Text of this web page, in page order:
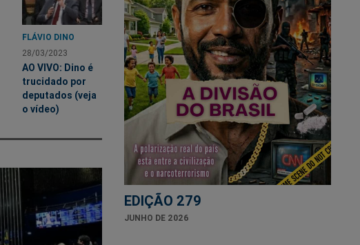
FLÁVIO DINO
28/03/2023
AO VIVO: Dino é
trucidado por
deputados (veja
o vídeo)
EDIÇÃO 279
JUNHO DE 2026